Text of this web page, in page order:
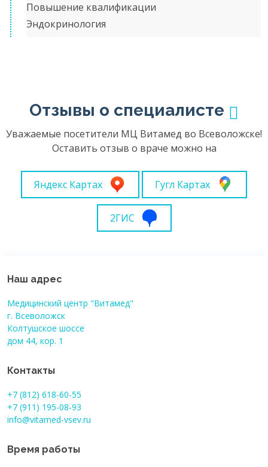
Повышение квалификации
Эндокринология
Отзывы о специалисте
Уважаемые посетители МЦ Витамед во Всеволожске!
Оставить отзыв о враче можно на
Яндекс Картах Гугл Картах
2ГИС
Наш адрес
Медицинский центр "Витамед"
г. Всеволожск
Колтушское шоссе
дом 44, кор. 1
Контакты
+7 (812) 618-60-55
+7 (911) 195-08-93
info@vitamed-vsev.ru
Время работы